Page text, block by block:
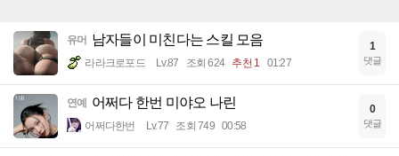
유머 남자들이 미친다는 스킬 모음
라라크로포드 Lv.87 조회 624 추천 1 01:27
1
댓글
연예 어쩌다 한번 미야오 나린
어쩌다한번 Lv.77 조회 749 00:58
0
댓글